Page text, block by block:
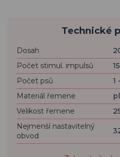
Technické
Dosah
Počet stimul. impulsů
15
Počet psů
1
Materiál řemene
Velikost řemene
Nejmenší nastavitelný
obvod